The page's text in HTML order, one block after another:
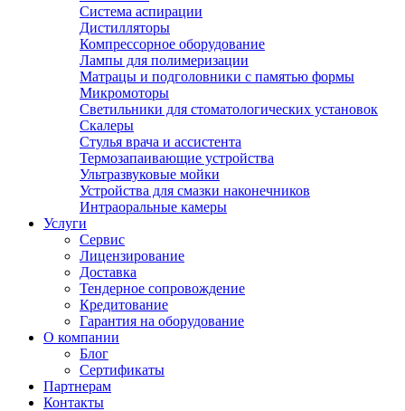
Система аспирации
Дистилляторы
Компрессорное оборудование
Лампы для полимеризации
Матрацы и подголовники с памятью формы
Микромоторы
Светильники для стоматологических установок
Скалеры
Стулья врача и ассистента
Термозапаивающие устройства
Ультразвуковые мойки
Устройства для смазки наконечников
Интраоральные камеры
Услуги
Сервис
Лицензирование
Доставка
Тендерное сопровождение
Кредитование
Гарантия на оборудование
О компании
Блог
Сертификаты
Партнерам
Контакты